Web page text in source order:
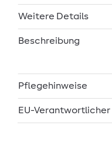
Weitere Details
Beschreibung
Pflegehinweise
EU-Verantwortlicher